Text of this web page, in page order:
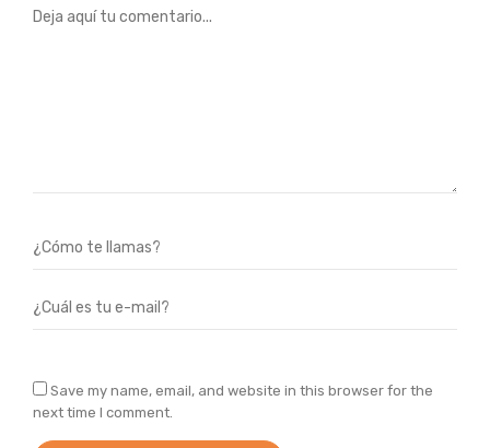
Save my name, email, and website in this browser for the
next time I comment.